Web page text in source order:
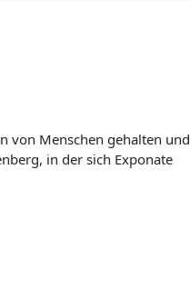
von Menschen gehalten und
in der sich Exponate